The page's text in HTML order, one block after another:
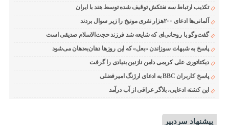
تکذیب ارتباط سه نفتکش توقیف شده توسط هند با ایران
آلمانی‌ها ادعای ۲۰۰هزار نفری مونیخ را زیر سوال بردند
گفت‌وگو با روحانی‌ای که شایعه شد فرزند حجت‌الاسلام صدیقی است
پاسخ به شبهات سوزاندن «بعل» که این روزها دهان‌به‌دهان می‌شود
دیکتاتوری علی کریمی دامن نازنین بنیادی را گرفت
پاسخ کاربران BBC به ادعای ارژنگ امیرفضلی
این کشته ادعایی، بلاگر عراقی از آب درآمد
پیشنهاد سردبیر